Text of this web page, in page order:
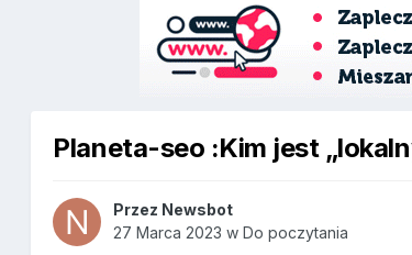
Planeta-seo :Kim jest
Przez Newsbot
27 Marca 2023 wDo poczytania